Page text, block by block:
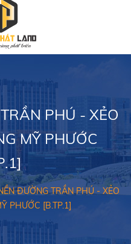
PHÚ - XẺO
MỸ PHƯỚC
ĐƯỜNG TRẦN PHÚ - XẺO
PHƯỚC [B.TP.1]